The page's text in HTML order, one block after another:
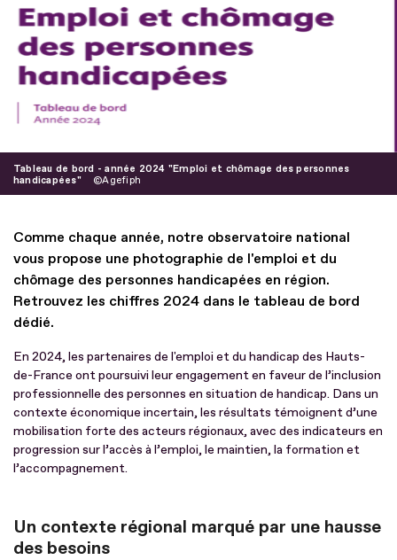
Tableau de bord - année 2024 "Emploi et chômage des personnes
handicapées"
Agefiph
Comme chaque année, notre observatoire national
vous propose une photographie de l'emploi et du
chômage des personnes handicapées en région.
Retrouvez les chiffres 2024 dans le tableau de bord
dédié.
En 2024, les partenaires de l'emploi et du handicap des Hauts-
de-France ont poursuivi leur engagement en faveur de l’inclusion
professionnelle des personnes en situation de handicap. Dans un
contexte économique incertain, les résultats témoignent d’une
mobilisation forte des acteurs régionaux, avec des indicateurs en
progression sur l’accès à l’emploi, le maintien, la formation et
l’accompagnement.
Un contexte régional marqué par une hausse
des besoins